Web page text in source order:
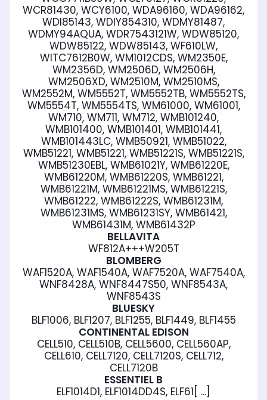
WCR81430, WCY6100, WDA96160, WDA96162,
WDI85143, WDIY854310, WDMY81487,
WDMY94AQUA, WDR7543121W, WDW85120,
WDW85122, WDW85143, WF610LW,
WITC7612B0W, WM1012CDS, WM2350E,
WM2356D, WM2506D, WM2506H,
WM2506XD, WM2510M, WM2510MS,
WM2552M, WM5552T, WM5552TB, WM5552TS,
WM5554T, WM5554TS, WM61000, WM61001,
WM710, WM711, WM712, WMB101240,
WMB101400, WMB101401, WMB101441,
WMB101443LC, WMB50921, WMB51022,
WMB51221, WMB51221, WMB51221S, WMB51221S,
WMB51230EBL, WMB61021Y, WMB61220E,
WMB61220M, WMB61220S, WMB61221,
WMB61221M, WMB61221MS, WMB61221S,
WMB61222, WMB61222S, WMB61231M,
WMB61231MS, WMB61231SY, WMB61421,
WMB61431M, WMB61432P
BELLAVITA
WF812A+++W205T
BLOMBERG
WAF1520A, WAF1540A, WAF7520A, WAF7540A,
WNF8428A, WNF8447S50, WNF8543A,
WNF8543S
BLUESKY
BLF1006, BLF1207, BLF1255, BLF1449, BLF1455
CONTINENTAL EDISON
CELL510, CELL510B, CELL5600, CELL560AP,
CELL610, CELL7120, CELL7120S, CELL712,
CELL7120B
ESSENTIEL B
ELF1014D1, ELF1014DD4S, ELF61[ ...]